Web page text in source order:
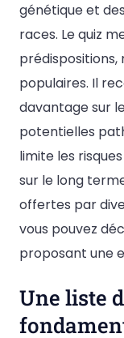
génétique et
races. Le quiz
populaires. Il
davantage sur
potentielles
limite les
sur le long
offertes par
vous pouvez
proposant une
Une liste